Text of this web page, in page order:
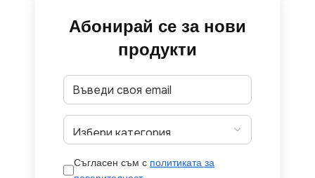
Абонирай се за нови
продукти
Съгласен съм с политиката за